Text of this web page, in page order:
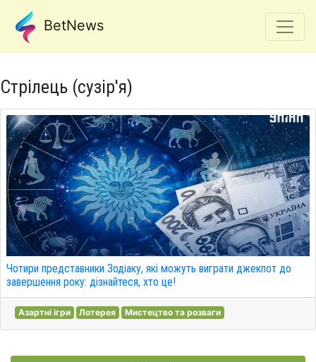
BetNews
Стрілець (сузір'я)
Чотири представники Зодіаку, які можуть виграти джекпот до
завершення року: дізнайтеся, хто це!
Азартні ігри Лотерея Мистецтво та розваги